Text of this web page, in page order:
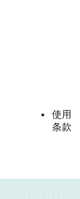
使用
条款